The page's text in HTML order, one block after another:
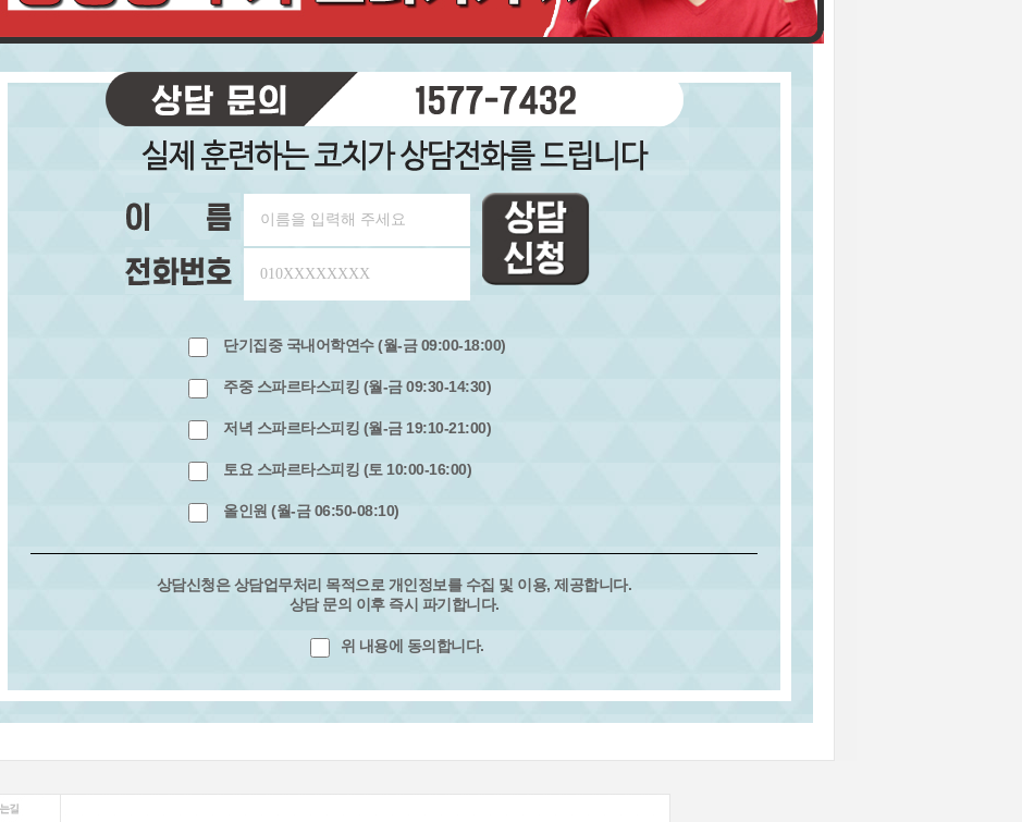
단기집중 국내어학연수 (월-금 09:00-18:00)
주중 스파르타스피킹 (월-금 09:30-14:30)
저녁 스파르타스피킹 (월-금 19:10-21:00)
토요 스파르타스피킹 (토 10:00-16:00)
올인원 (월-금 06:50-08:10)
상담신청은 상담업무처리 목적으로 개인정보를 수집 및 이용, 제공합니다.
상담 문의 이후 즉시 파기합니다.
위 내용에 동의합니다.